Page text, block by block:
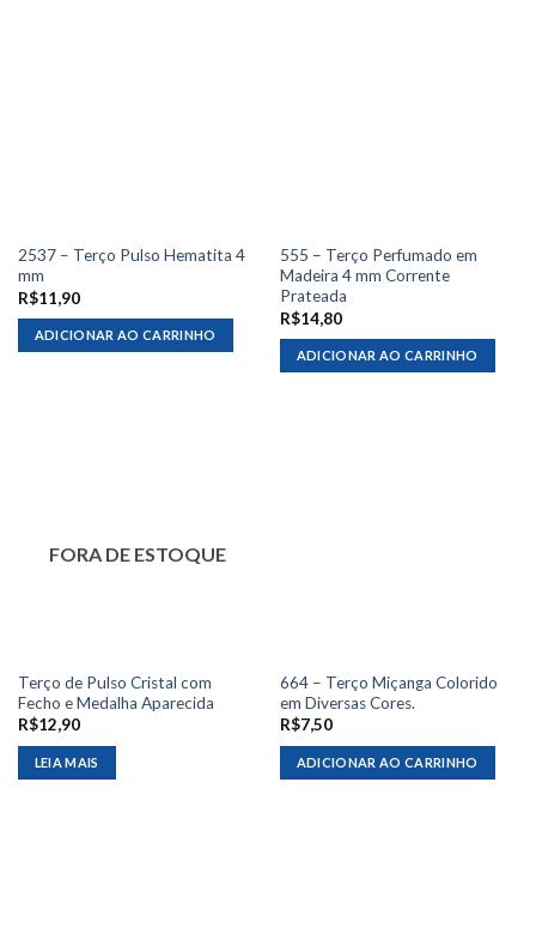
2537 – Terço Pulso Hematita 4
mm
R$11,90
ADICIONAR AO CARRINHO
555 – Terço Perfumado em
Madeira 4 mm Corrente
Prateada
R$14,80
ADICIONAR AO CARRINHO
FORA DE ESTOQUE
Terço de Pulso Cristal com
Fecho e Medalha Aparecida
R$12,90
LEIA MAIS
664 – Terço Miçanga Colorido
em Diversas Cores.
R$7,50
ADICIONAR AO CARRINHO